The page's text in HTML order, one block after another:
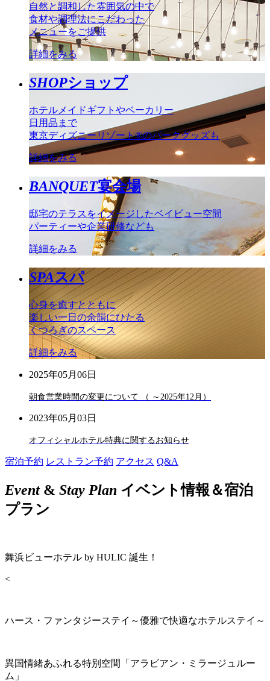
自然と調和した雰囲気の中で
食材や調理法にこだわった
メニューをご提供
詳細をみる
SHOPショップ
ホテルメイドギフトやベーカリー
日用品まで
東京ディズニーリゾート®のパークグッズも
詳細をみる
BANQUET宴会場
邸宅のテラスをイメージしたベイビュー空間
パーティーや企業研修なども
詳細をみる
SPAスパ
心身を癒すとともに
楽しい一日の余韻にひたる
くつろぎのスペース
詳細をみる
2025年05月06日
朝食営業時間の変更について （ ～2025年12月）
2023年05月03日
オフィシャルホテル特典に関するお知らせ
宿泊予約 レストラン予約 アクセス Q&A
Event& Stay Plan イベント情報＆宿泊
プラン
舞浜ビューホテル by HULIC 誕生！
<
ハース・ファンタジーステイ～優雅で快適なホテルステイ～
異国情緒あふれる特別空間「アラビアン・ミラージュルー
ム」